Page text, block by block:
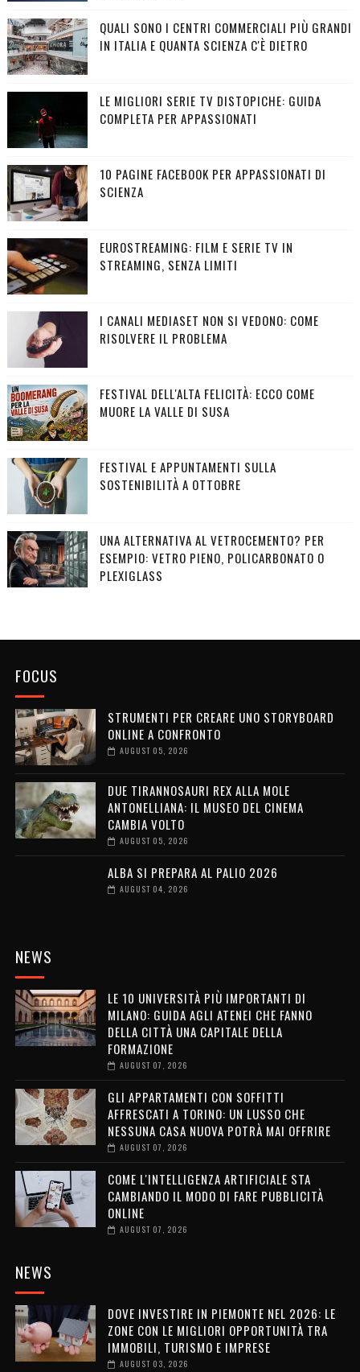
QUALI SONO I CENTRI COMMERCIALI PIÙ GRANDI
IN ITALIA E QUANTA SCIENZA C'È DIETRO
LE MIGLIORI SERIE TV DISTOPICHE: GUIDA
COMPLETA PER APPASSIONATI
10 PAGINE FACEBOOK PER APPASSIONATI DI
SCIENZA
EUROSTREAMING: FILM E SERIE TV IN
STREAMING, SENZA LIMITI
I CANALI MEDIASET NON SI VEDONO: COME
RISOLVERE IL PROBLEMA
FESTIVAL DELL'ALTA FELICITÀ: ECCO COME
MUORE LA VALLE DI SUSA
FESTIVAL E APPUNTAMENTI SULLA
SOSTENIBILITÀ A OTTOBRE
UNA ALTERNATIVA AL VETROCEMENTO? PER
ESEMPIO: VETRO PIENO, POLICARBONATO O
PLEXIGLASS
FOCUS
STRUMENTI PER CREARE UNO STORYBOARD
ONLINE A CONFRONTO
AUGUST 05, 2026
DUE TIRANNOSAURI REX ALLA MOLE
ANTONELLIANA: IL MUSEO DEL CINEMA
CAMBIA VOLTO
AUGUST 05, 2026
ALBA SI PREPARA AL PALIO 2026
AUGUST 04, 2026
NEWS
LE 10 UNIVERSITÀ PIÙ IMPORTANTI DI
MILANO: GUIDA AGLI ATENEI CHE FANNO
DELLA CITTÀ UNA CAPITALE DELLA
FORMAZIONE
AUGUST 07, 2026
GLI APPARTAMENTI CON SOFFITTI
AFFRESCATI A TORINO: UN LUSSO CHE
NESSUNA CASA NUOVA POTRÀ MAI OFFRIRE
AUGUST 07, 2026
COME L'INTELLIGENZA ARTIFICIALE STA
CAMBIANDO IL MODO DI FARE PUBBLICITÀ
ONLINE
AUGUST 07, 2026
NEWS
DOVE INVESTIRE IN PIEMONTE NEL 2026: LE
ZONE CON LE MIGLIORI OPPORTUNITÀ TRA
IMMOBILI, TURISMO E IMPRESE
AUGUST 03, 2026